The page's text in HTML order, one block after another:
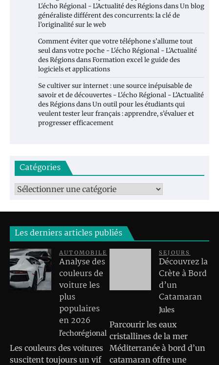
L'écho Régional - L'Actualité des RégionsdansUn blog
généraliste différent des concurrents: la clé de
l’originalité sur le web
Comment éviter que votre téléphone s’allume tout
seul dans votre poche - L'écho Régional - L'Actualité
des RégionsdansFormation excel le guide des
logiciels et applications
Se cultiver sur internet : une source inépuisable de
savoir et de découvertes - L'écho Régional - L'Actualité
des RégionsdansUn outil pour les étudiants qui
veulent tester leur français : apprendre, s’évaluer et
progresser efficacement
Catégories
Catégories
Les derniers articles publiés
AUTOMOBILE
Analyse des
couleurs de
voiture les
plus
populaires
en 2026
l'echorégional
Les couleurs des voitures
suscitent toujours un vif
SEJOURS
Découvrez la
Crète à Bord
d’un
Catamaran
Jules
Parcourir les eaux
cristallines de la mer
Méditerranée à bord d’un
catamaran offre une